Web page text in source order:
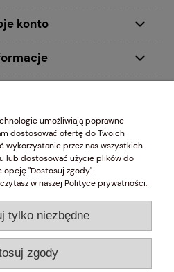
konto
przez Ministra Gospodarki, NIP 5261049203 REGON
Dekoracji Okien
mosiądzu
stali szlachetnej
umożliwiają poprawne
dostosować ofertę do Twoich
wykorzystanie przez nas wszystkich
lub dostosować użycie plików do
"Dostosuj zgody".
w naszej Polityce prywatności.
tylko niezbędne
zgody